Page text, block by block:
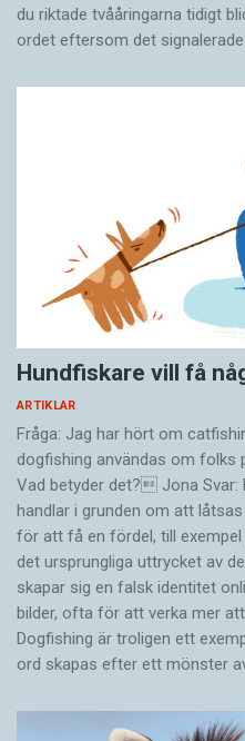
du riktade tvååringarna tidigt
ordet eftersom det
Hundfiskare vill få
ARTIKLAR
Fråga: Jag har hört om
dogfishing användas om folks
Vad betyder det? Jona Svar:
handlar i grunden om att
för att få en fördel, till exempel
det ursprungliga uttrycket av
skapar sig en falsk identitet
bilder, ofta för att verka mer
Dogfishing är troligen ett
ord skapas efter ett mönster